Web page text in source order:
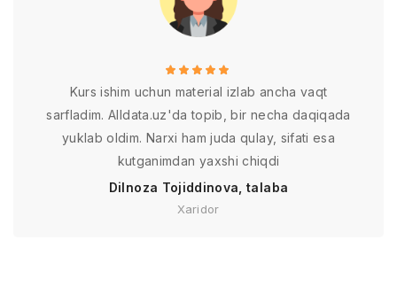
Kurs ishim uchun material izlab ancha vaqt
sarfladim. Alldata.uz'da topib, bir necha daqiqada
yuklab oldim. Narxi ham juda qulay, sifati esa
kutganimdan yaxshi chiqdi
Dilnoza Tojiddinova, talaba
Xaridor